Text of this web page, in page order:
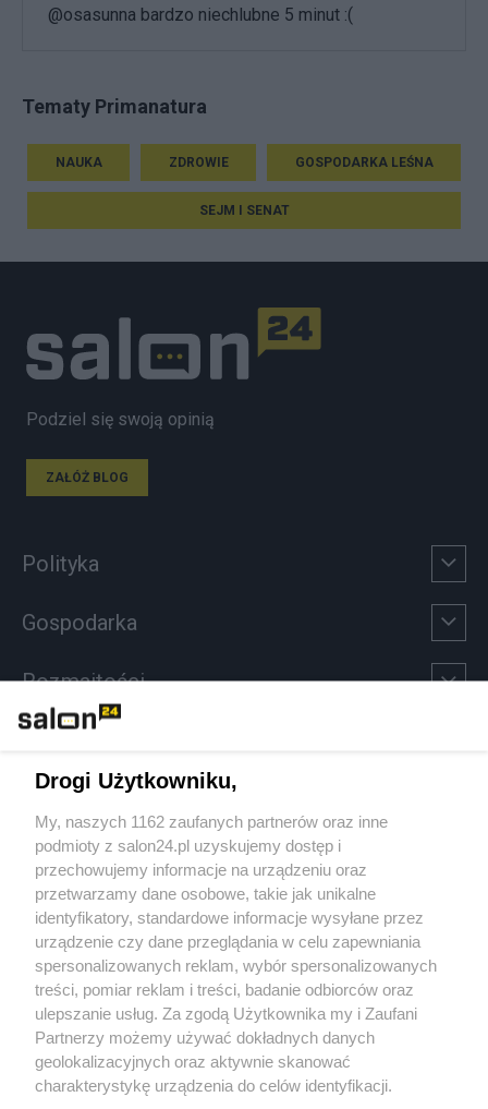
@osasunna bardzo niechlubne 5 minut :(
Tematy Primanatura
NAUKA ZDROWIE GOSPODARKA LEŚNA
SEJM I SENAT
Podziel się swoją opinią
ZAŁÓŻ BLOG
Polityka
Gospodarka
Rozmaitości
Sport
Społeczeństwo
Kultura
X Facebook Instagram Youtube
Drogi Użytkowniku,
My, naszych 1162 zaufanych partnerów oraz inne
podmioty z salon24.pl uzyskujemy dostęp i
przechowujemy informacje na urządzeniu oraz
przetwarzamy dane osobowe, takie jak unikalne
identyfikatory, standardowe informacje wysyłane przez
urządzenie czy dane przeglądania w celu zapewniania
spersonalizowanych reklam, wybór spersonalizowanych
treści, pomiar reklam i treści, badanie odbiorców oraz
ulepszanie usług. Za zgodą Użytkownika my i Zaufani
Partnerzy możemy używać dokładnych danych
geolokalizacyjnych oraz aktywnie skanować
charakterystykę urządzenia do celów identyfikacji.